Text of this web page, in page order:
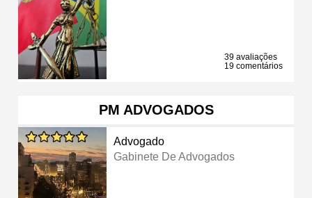
39 avaliações
19 comentários
PM ADVOGADOS
Advogado
Gabinete De Advogados